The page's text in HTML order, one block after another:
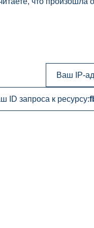
Ваш IP-
ID запроса к ресурсу: